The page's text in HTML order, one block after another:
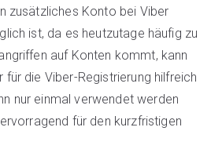
zusätzliches Konto bei Viber
ist, da es heutzutage häufig zu
auf Konten kommt, kann
für die Viber-Registrierung hilfreich
nur einmal verwendet werden
für den kurzfristigen